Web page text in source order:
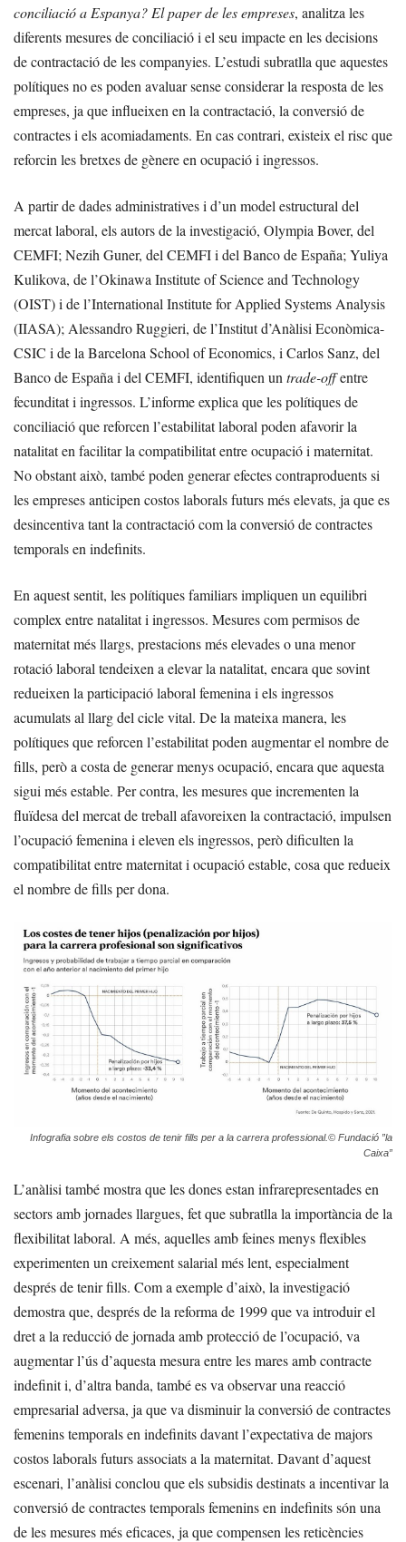
conciliació a Espanya? El paper de les empreses, analitza les
diferents mesures de conciliació i el seu impacte en les decisions
de contractació de les companyies. L’estudi subratlla que aquestes
polítiques no es poden avaluar sense considerar la resposta de les
empreses, ja que influeixen en la contractació, la conversió de
contractes i els acomiadaments. En cas contrari, existeix el risc que
reforcin les bretxes de gènere en ocupació i ingressos.
A partir de dades administratives i d’un model estructural del
mercat laboral, els autors de la investigació, Olympia Bover, del
CEMFI; Nezih Guner, del CEMFI i del Banco de España; Yuliya
Kulikova, de l’Okinawa Institute of Science and Technology
(OIST) i de l’International Institute for Applied Systems Analysis
(IIASA); Alessandro Ruggieri, de l’Institut d’Anàlisi Econòmica-
CSIC i de la Barcelona School of Economics, i Carlos Sanz, del
Banco de España i del CEMFI, identifiquen un trade-offentre
fecunditat i ingressos. L’informe explica que les polítiques de
conciliació que reforcen l’estabilitat laboral poden afavorir la
natalitat en facilitar la compatibilitat entre ocupació i maternitat.
No obstant això, també poden generar efectes contraproduents si
les empreses anticipen costos laborals futurs més elevats, ja que es
desincentiva tant la contractació com la conversió de contractes
temporals en indefinits.
En aquest sentit, les polítiques familiars impliquen un equilibri
complex entre natalitat i ingressos. Mesures com permisos de
maternitat més llargs, prestacions més elevades o una menor
rotació laboral tendeixen a elevar la natalitat, encara que sovint
redueixen la participació laboral femenina i els ingressos
acumulats al llarg del cicle vital. De la mateixa manera, les
polítiques que reforcen l’estabilitat poden augmentar el nombre de
fills, però a costa de generar menys ocupació, encara que aquesta
sigui més estable. Per contra, les mesures que incrementen la
fluïdesa del mercat de treball afavoreixen la contractació, impulsen
l’ocupació femenina i eleven els ingressos, però dificulten la
compatibilitat entre maternitat i ocupació estable, cosa que redueix
el nombre de fills per dona.
Infografia sobre els costos de tenir fills per a la carrera professional.© Fundació ”la
Caixa”
L’anàlisi també mostra que les dones estan infrarepresentades en
sectors amb jornades llargues, fet que subratlla la importància de la
flexibilitat laboral. A més, aquelles amb feines menys flexibles
experimenten un creixement salarial més lent, especialment
després de tenir fills. Com a exemple d’això, la investigació
demostra que, després de la reforma de 1999 que va introduir el
dret a la reducció de jornada amb protecció de l’ocupació, va
augmentar l’ús d’aquesta mesura entre les mares amb contracte
indefinit i, d’altra banda, també es va observar una reacció
empresarial adversa, ja que va disminuir la conversió de contractes
femenins temporals en indefinits davant l’expectativa de majors
costos laborals futurs associats a la maternitat. Davant d’aquest
escenari, l’anàlisi conclou que els subsidis destinats a incentivar la
conversió de contractes temporals femenins en indefinits són una
de les mesures més eficaces, ja que compensen les reticències